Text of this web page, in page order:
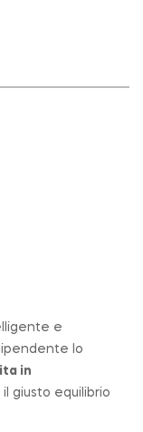
e
lo
in
giusto equilibrio